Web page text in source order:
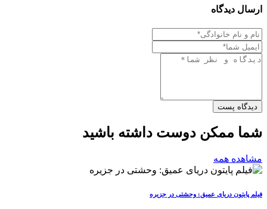
ارسال دیدگاه
دیدگاه پست
شما ممکن دوست داشته باشید
مشاهده همه
فیلم پایتون دریای عمیق: وحشتی در جزیره